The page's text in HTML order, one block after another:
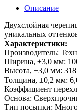
Описание
Двухслойная
уникальных
Характеристики:
Производитель:
Ширина, ±3,0 мм:
Высота, ±3,0 мм: 318
Толщина, ±0,2 мм:
Коэффициент
Основа:
Тип посыпки: